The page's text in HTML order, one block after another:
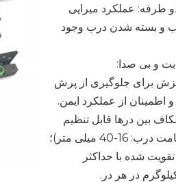
طرفه: عملکرد میرایی
و بسته شدن درب وجود
برای جلوگیری از پرش
اطمینان از عملکرد ایمن.
بین درها قابل تنظیم
میلی متر)؛
شده با حداکثر